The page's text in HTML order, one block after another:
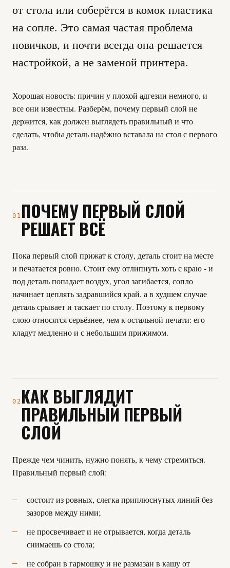
от стола или соберётся в комок пластика
на сопле. Это самая частая проблема
новичков, и почти всегда она решается
настройкой, а не заменой принтера.
Хорошая новость: причин у плохой адгезии немного, и
все они известны. Разберём, почему первый слой не
держится, как должен выглядеть правильный и что
сделать, чтобы деталь надёжно вставала на стол с первого
раза.
01 ПОЧЕМУ ПЕРВЫЙ СЛОЙ
РЕШАЕТ ВСЁ
Пока первый слой прижат к столу, деталь стоит на месте
и печатается ровно. Стоит ему отлипнуть хоть с краю - и
под деталь попадает воздух, угол загибается, сопло
начинает цеплять задравшийся край, а в худшем случае
деталь срывает и таскает по столу. Поэтому к первому
слою относятся серьёзнее, чем к остальной печати: его
кладут медленно и с небольшим прижимом.
02 КАК ВЫГЛЯДИТ
ПРАВИЛЬНЫЙ ПЕРВЫЙ
СЛОЙ
Прежде чем чинить, нужно понять, к чему стремиться.
Правильный первый слой:
состоит из ровных, слегка приплюснутых линий без
зазоров между ними;
не просвечивает и не отрывается, когда деталь
снимаешь со стола;
не собран в гармошку и не размазан в кашу от